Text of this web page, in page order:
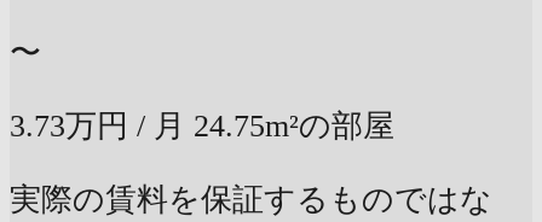
〜
3.73万円 / 月 24.75m²の部屋
実際の賃料を保証するものではな